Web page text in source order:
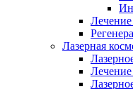
Лазерная